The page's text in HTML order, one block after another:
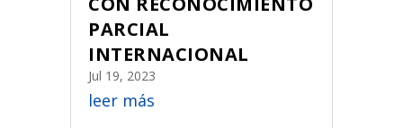
PARCIAL
INTERNACIONAL
Jul 19, 2023
leer más